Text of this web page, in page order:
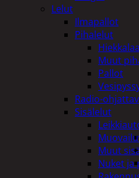
Lelut
Ilmapallot
Pihalelut
Muut
Pallot
Radio-
Sisälelut
Muut
Nuket ja